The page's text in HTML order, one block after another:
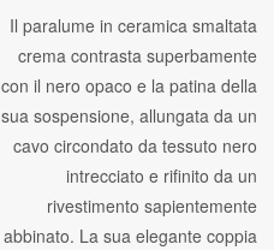
Il paralume in ceramica smaltata
crema contrasta superbamente
con il nero opaco e la patina della
sua sospensione, allungata da un
cavo circondato da tessuto nero
intrecciato e rifinito da un
rivestimento sapientemente
abbinato. La sua elegante coppia